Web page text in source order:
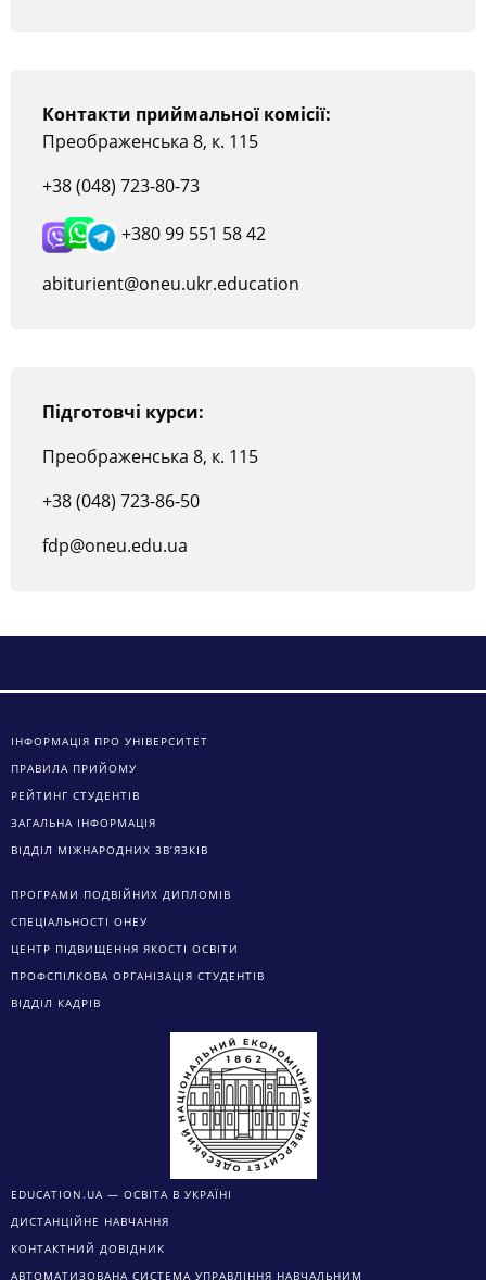
Контакти приймальної комісії:
Преображенська 8, к. 115
+38 (048) 723-80-73
+380 99 551 58 42
abiturient@oneu.ukr.education
Підготовчі курси:
Преображенська 8, к. 115
+38 (048) 723-86-50
fdp@oneu.edu.ua
ІНФОРМАЦІЯ ПРО УНІВЕРСИТЕТ
ПРАВИЛА ПРИЙОМУ
РЕЙТИНГ СТУДЕНТІВ
ЗАГАЛЬНА ІНФОРМАЦІЯ
ВІДДІЛ МІЖНАРОДНИХ ЗВ’ЯЗКІВ
ПРОГРАМИ ПОДВІЙНИХ ДИПЛОМІВ
СПЕЦІАЛЬНОСТІ ОНЕУ
ЦЕНТР ПІДВИЩЕННЯ ЯКОСТІ ОСВІТИ
ПРОФСПІЛКОВА ОРГАНІЗАЦІЯ СТУДЕНТІВ
ВІДДІЛ КАДРІВ
EDUCATION.UA — ОСВІТА В УКРАЇНІ
ДИСТАНЦІЙНЕ НАВЧАННЯ
КОНТАКТНИЙ ДОВІДНИК
АВТОМАТИЗОВАНА СИСТЕМА УПРАВЛІННЯ НАВЧАЛЬНИМ